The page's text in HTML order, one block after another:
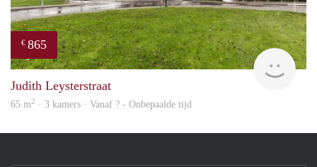
€ 865
rent
Judith Leysterstraat
65 m2 · 3 kamers · Vanaf ? - Onbepaalde tijd